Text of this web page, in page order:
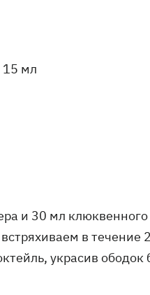
15 мл
и 30 мл клюквенного
в течение
украсив ободок